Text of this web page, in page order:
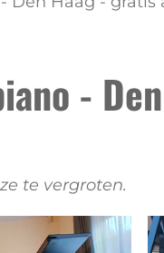
-
te vergroten.